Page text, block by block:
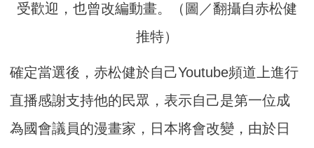
受歡迎，也曾改編動畫。（圖／翻攝自赤松健
推特）
確定當選後，赤松健於自己Youtube頻道上進行
直播感謝支持他的民眾，表示自己是第一位成
為國會議員的漫畫家，日本將會改變，由於日